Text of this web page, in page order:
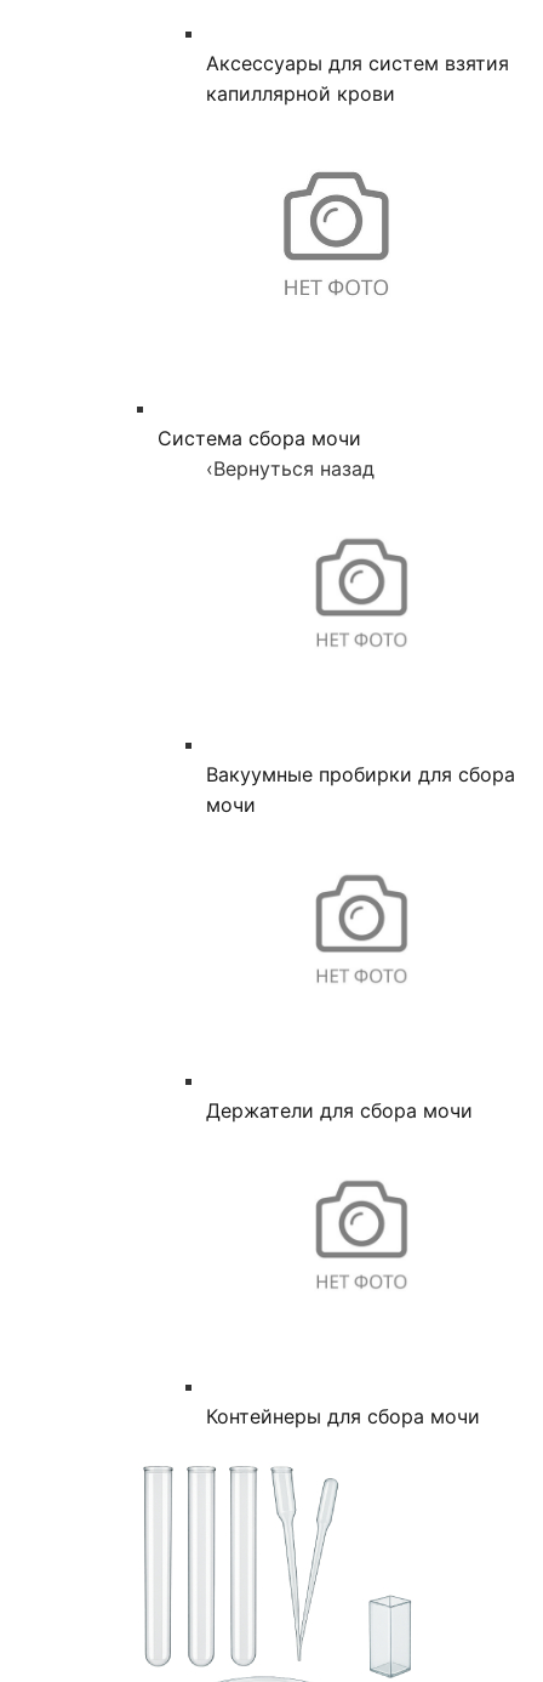
Аксессуары для систем взятия
капиллярной крови
Система сбора мочи
‹Вернуться назад
Вакуумные пробирки для сбора
мочи
Держатели для сбора мочи
Контейнеры для сбора мочи